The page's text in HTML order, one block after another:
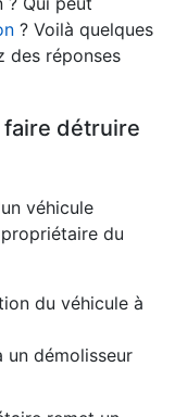
? Voilà quelques
des réponses
faire détruire
véhicule
du
du véhicule à
un démolisseur